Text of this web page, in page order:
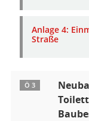
Anlage 4:
Straße
Ö 3